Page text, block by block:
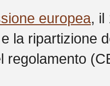
europea, il
la ripartizione
regolamento